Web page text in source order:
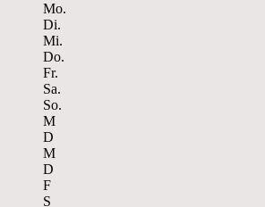
Mo.
Di.
Mi.
Do.
Fr.
Sa.
So.
M
D
M
D
F
S